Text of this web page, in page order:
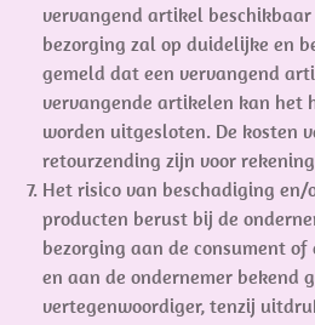
vervangend artikel
bezorging zal op duidelijke en
gemeld dat een vervangend
vervangende artikelen kan het
worden uitgesloten. De kosten
retourzending zijn voor
Het risico van beschadiging
producten berust bij de
bezorging aan de consument
en aan de ondernemer bekend
vertegenwoordiger, tenzij